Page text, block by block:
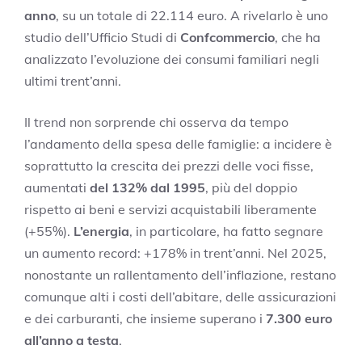
anno, su un totale di 22.114 euro. A rivelarlo è uno
studio dell’Ufficio Studi di Confcommercio, che ha
analizzato l’evoluzione dei consumi familiari negli
ultimi trent’anni.
Il trend non sorprende chi osserva da tempo
l’andamento della spesa delle famiglie: a incidere è
soprattutto la crescita dei prezzi delle voci fisse,
aumentati del 132% dal 1995, più del doppio
rispetto ai beni e servizi acquistabili liberamente
(+55%). L’energia, in particolare, ha fatto segnare
un aumento record: +178% in trent’anni. Nel 2025,
nonostante un rallentamento dell’inflazione, restano
comunque alti i costi dell’abitare, delle assicurazioni
e dei carburanti, che insieme superano i 7.300 euro
all’anno a testa.